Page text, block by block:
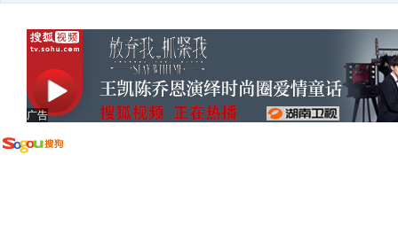
广告